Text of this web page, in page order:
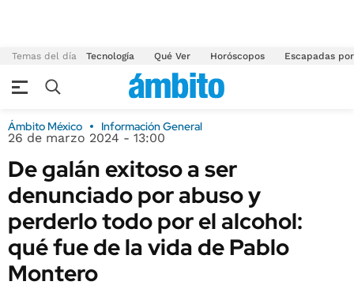
Temas del día Tecnología Qué Ver Horóscopos Escapadas
Ámbito México Información General
26 de marzo 2024 - 13:00
De galán exitoso a ser
denunciado por abuso y
perderlo todo por el alcohol:
qué fue de la vida de Pablo
Montero